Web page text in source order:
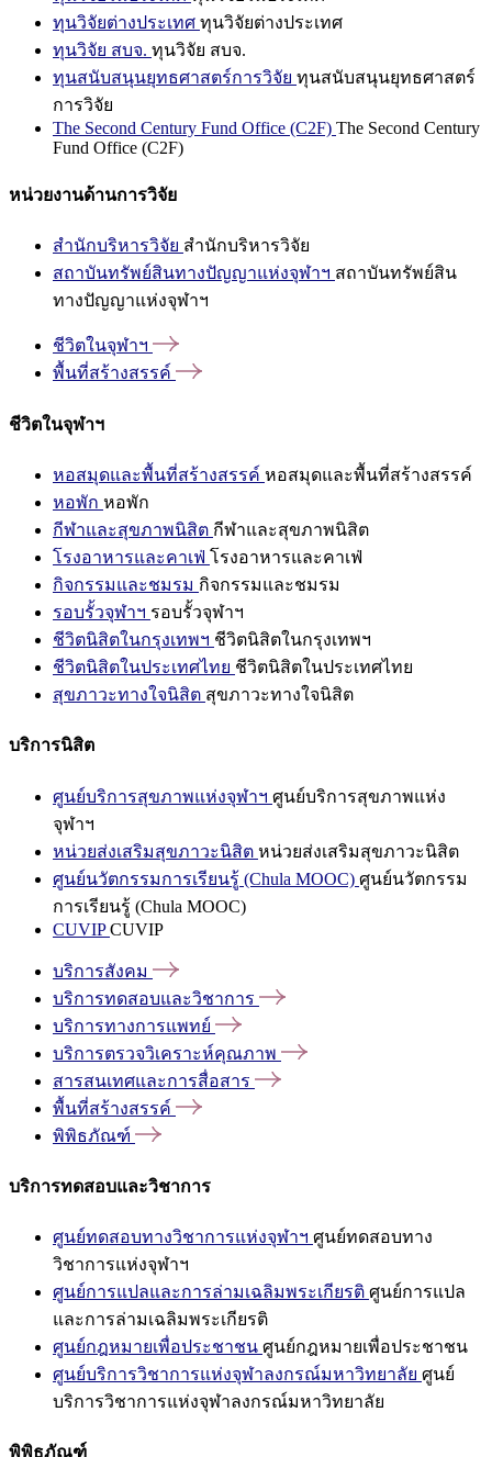
ทุนวิจัยต่างประเทศ ทุนวิจัยต่างประเทศ
ทุนวิจัย สบจ. ทุนวิจัย สบจ.
ทุนสนับสนุนยุทธศาสตร์การวิจัย ทุนสนับสนุนยุทธศาสตร์
การวิจัย
The Second Century Fund Office (C2F) The Second Century
Fund Office (C2F)
หน่วยงานด้านการวิจัย
สำนักบริหารวิจัย สำนักบริหารวิจัย
สถาบันทรัพย์สินทางปัญญาแห่งจุฬาฯ สถาบันทรัพย์สิน
ทางปัญญาแห่งจุฬาฯ
ชีวิตในจุฬาฯ
พื้นที่สร้างสรรค์
ชีวิตในจุฬาฯ
หอสมุดและพื้นที่สร้างสรรค์ หอสมุดและพื้นที่สร้างสรรค์
หอพัก หอพัก
กีฬาและสุขภาพนิสิต กีฬาและสุขภาพนิสิต
โรงอาหารและคาเฟ่ โรงอาหารและคาเฟ่
กิจกรรมและชมรม กิจกรรมและชมรม
รอบรั้วจุฬาฯ รอบรั้วจุฬาฯ
ชีวิตนิสิตในกรุงเทพฯ ชีวิตนิสิตในกรุงเทพฯ
ชีวิตนิสิตในประเทศไทย ชีวิตนิสิตในประเทศไทย
สุขภาวะทางใจนิสิต สุขภาวะทางใจนิสิต
บริการนิสิต
ศูนย์บริการสุขภาพแห่งจุฬาฯ ศูนย์บริการสุขภาพแห่ง
จุฬาฯ
หน่วยส่งเสริมสุขภาวะนิสิต หน่วยส่งเสริมสุขภาวะนิสิต
ศูนย์นวัตกรรมการเรียนรู้ (Chula MOOC) ศูนย์นวัตกรรม
การเรียนรู้ (Chula MOOC)
CUVIPCUVIP
บริการสังคม
บริการทดสอบและวิชาการ
บริการทางการแพทย์
บริการตรวจวิเคราะห์คุณภาพ
สารสนเทศและการสื่อสาร
พื้นที่สร้างสรรค์
พิพิธภัณฑ์
บริการทดสอบและวิชาการ
ศูนย์ทดสอบทางวิชาการแห่งจุฬาฯ ศูนย์ทดสอบทาง
วิชาการแห่งจุฬาฯ
ศูนย์การแปลและการล่ามเฉลิมพระเกียรติ ศูนย์การแปล
และการล่ามเฉลิมพระเกียรติ
ศูนย์กฎหมายเพื่อประชาชน ศูนย์กฎหมายเพื่อประชาชน
ศูนย์บริการวิชาการแห่งจุฬาลงกรณ์มหาวิทยาลัย ศูนย์
บริการวิชาการแห่งจุฬาลงกรณ์มหาวิทยาลัย
พิพิธภัณฑ์